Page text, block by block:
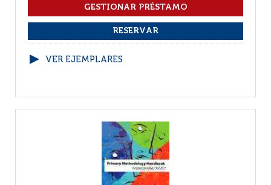
VER EJEMPLARES